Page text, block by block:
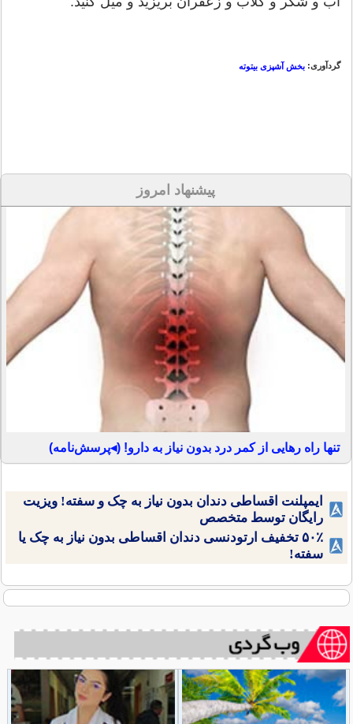
گردآوری: بخش آشپزی بیتوته
پیشنهاد امروز
تنها راه رهایی از کمر درد بدون نیاز به دارو! (◂پرسش‌نامه)
ایمپلنت اقساطی دندان بدون نیاز به چک و سفته! ویزیت
رایگان توسط متخصص
۵۰٪ تخفیف ارتودنسی دندان اقساطی بدون نیاز به چک یا
سفته!